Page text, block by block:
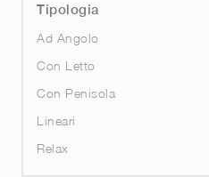
Tipologia
Ad Angolo
Con Letto
Con Penisola
Lineari
Relax